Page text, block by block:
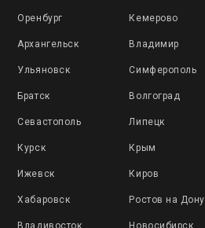
Оренбург Кемерово
Архангельск Владимир
Ульяновск Симферополь
Братск Волгоград
Севастополь Липецк
Курск Крым
Ижевск Киров
Хабаровск Ростов на Дону
Владивосток Новосибирск